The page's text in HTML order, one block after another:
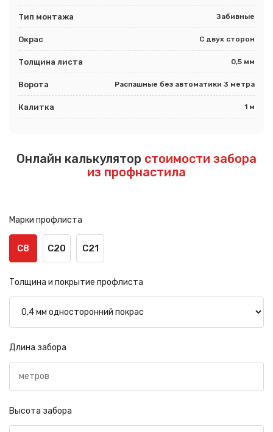
Тип монтажа Забивные
Окрас С двух сторон
Толщина листа 0,5 мм
Ворота Распашные без автоматики 3 метра
Калитка 1 м
Онлайн калькулятор стоимости забора
из профнастила
Марки профлиста
С8 С20 С21
Толщина и покрытие профлиста
Длина забора
Высота забора